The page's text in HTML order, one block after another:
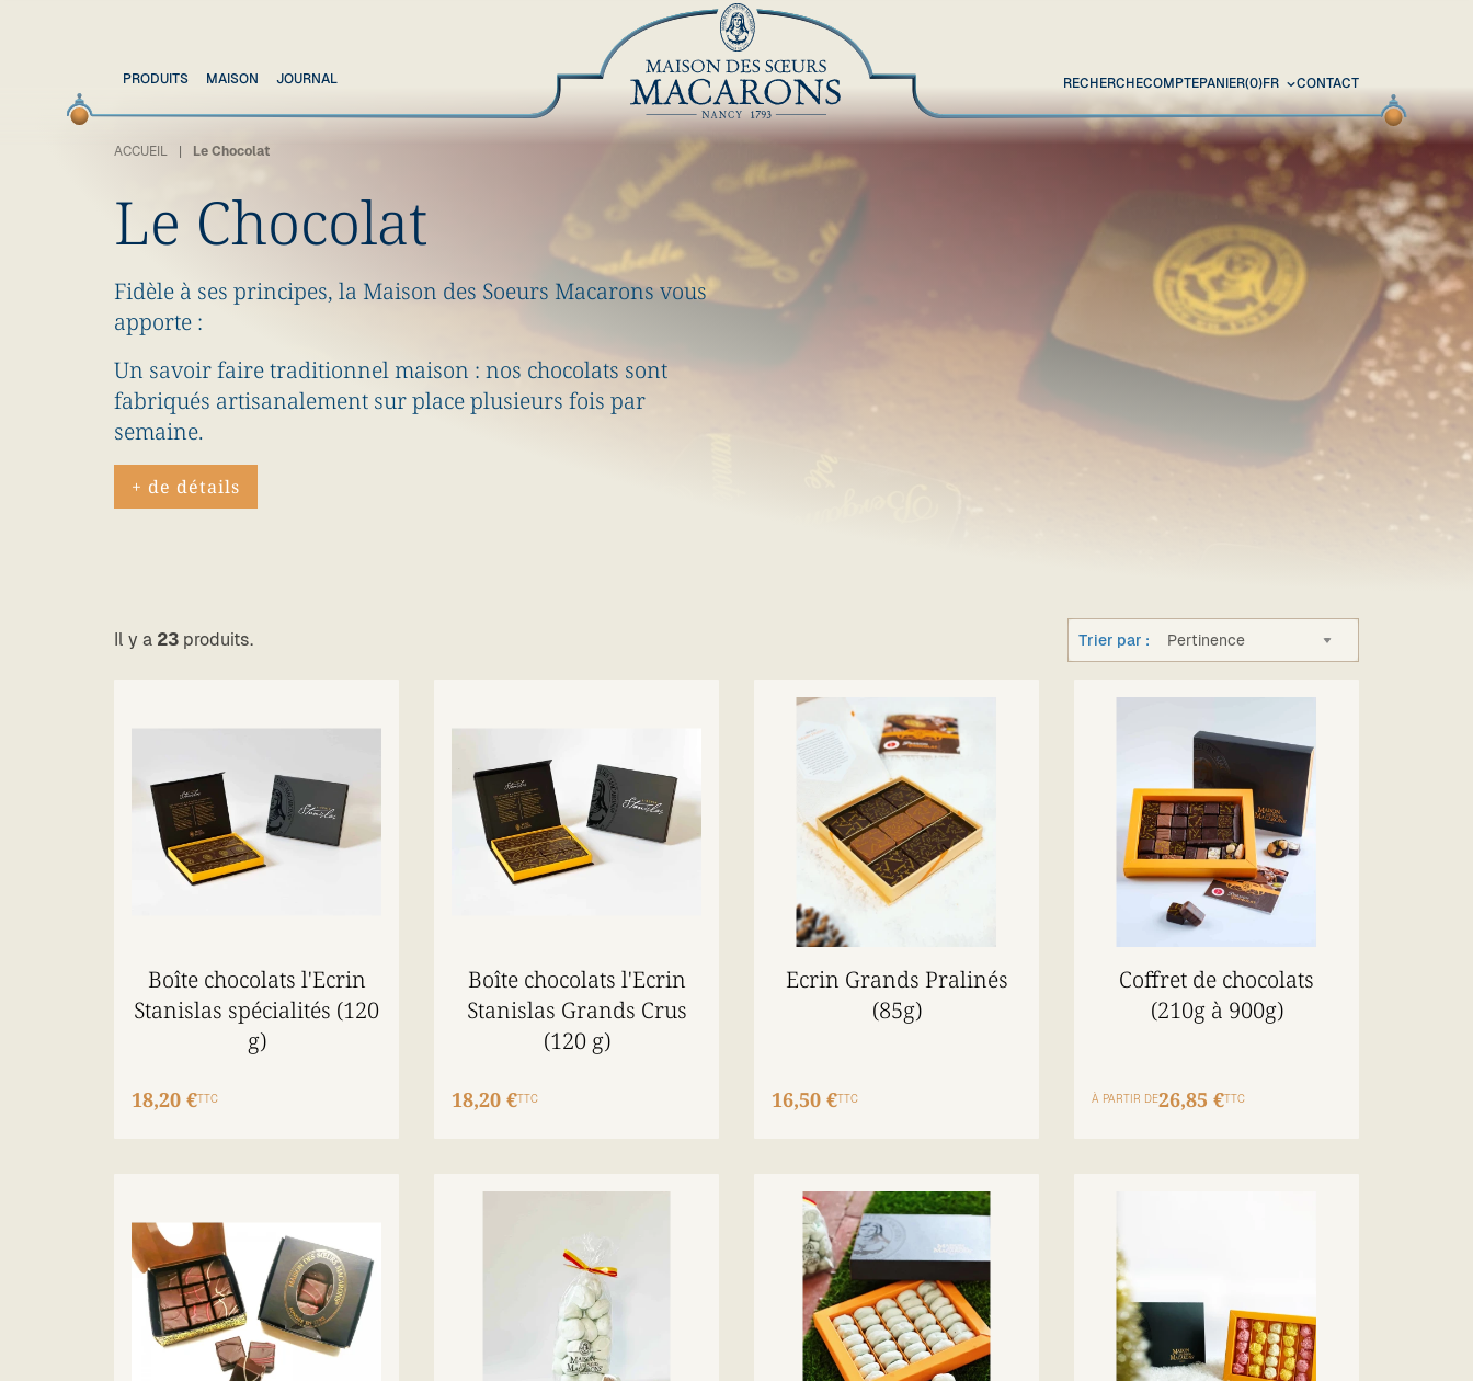
PRODUITS MAISON JOURNAL RECHERCHECOMPTEPANIER(0)FR CONTACT
ACCUEIL Le Chocolat
Le Chocolat
Fidèle à ses principes, la Maison des Soeurs Macarons vous
apporte :
Un savoir faire traditionnel maison : nos chocolats sont
fabriqués artisanalement sur place plusieurs fois par
semaine.
+ de détails
Il y a 23 produits. Trier par : Pertinence
Boîte chocolats l'Ecrin
Stanislas spécialités (120
g)
18,20 €TTC
Boîte chocolats l'Ecrin
Stanislas Grands Crus
(120 g)
18,20 €TTC
Ecrin Grands Pralinés
(85g)
16,50 €TTC
Coffret de chocolats
(210g à 900g)
À PARTIR DE26,85 €TTC